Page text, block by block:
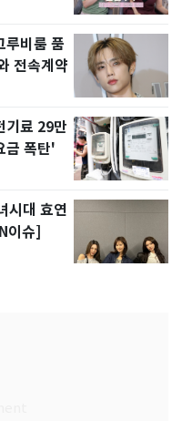
루비룸 품
전속계약
기료 29만
폭탄'
시대 효연
이슈]